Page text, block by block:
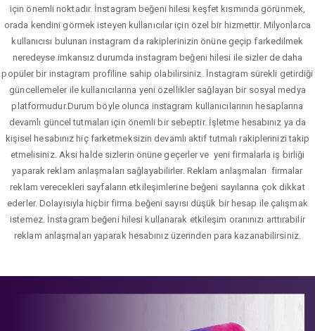
için önemli noktadır. İnstagram beğeni hilesi keşfet kısmında görünmek,
orada kendini görmek isteyen kullanıcılar için özel bir hizmettir. Milyonlarca
kullanıcısı bulunan instagram da rakiplerinizin önüne geçip farkedilmek
neredeyse imkansız durumda instagram beğeni hilesi ile sizler de daha
popüler bir instagram profiline sahip olabilirsiniz. İnstagram sürekli getirdiği
güncellemeler ile kullanıcılarına yeni özellikler sağlayan bir sosyal medya
platformudur.Durum böyle olunca instagram kullanıcılarının hesaplarına
devamlı güncel tutmaları için önemli bir sebeptir. İşletme hesabınız ya da
kişisel hesabınız hiç farketmeksizin devamlı aktif tutmalı rakiplerinizi takip
etmelisiniz. Aksi halde sizlerin önüne geçerler ve yeni firmalarla iş birliği
yaparak reklam anlaşmaları sağlayabilirler. Reklam anlaşmaları firmalar
reklam verecekleri sayfaların etkileşimlerine beğeni sayılarına çok dikkat
ederler. Dolayısıyla hiçbir firma beğeni sayısı düşük bir hesap ile çalışmak
istemez. İnstagram beğeni hilesi kullanarak etkileşim oranınızı arttırabilir
reklam anlaşmaları yaparak hesabınız üzerinden para kazanabilirsiniz.